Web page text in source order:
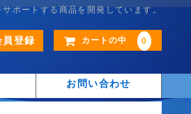
ポートする商品を開発しています。
カートの中 0
員登録
お問い合わせ